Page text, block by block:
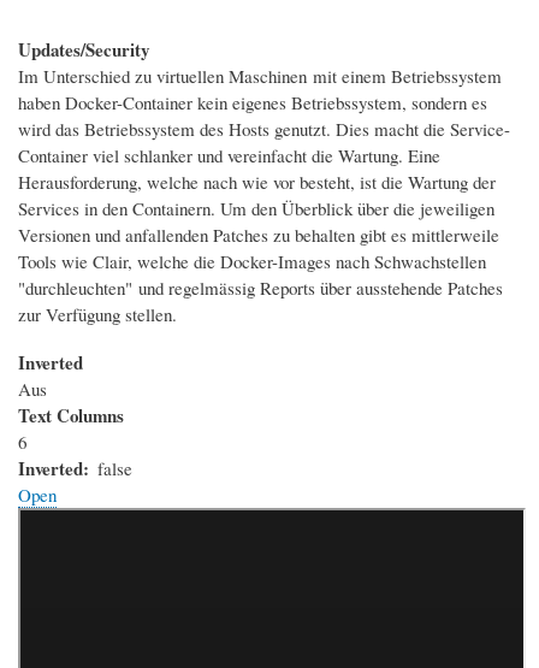
Updates/Security
Im Unterschied zu virtuellen Maschinen mit einem Betriebssystem
haben Docker-Container kein eigenes Betriebssystem, sondern es
wird das Betriebssystem des Hosts genutzt. Dies macht die Service-
Container viel schlanker und vereinfacht die Wartung. Eine
Herausforderung, welche nach wie vor besteht, ist die Wartung der
Services in den Containern. Um den Überblick über die jeweiligen
Versionen und anfallenden Patches zu behalten gibt es mittlerweile
Tools wie Clair, welche die Docker-Images nach Schwachstellen
"durchleuchten" und regelmässig Reports über ausstehende Patches
zur Verfügung stellen.
Inverted
Aus
Text Columns
6
Inverted
false
Open